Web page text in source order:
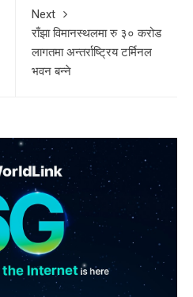
Next
राँझा विमानस्थलमा रु ३० करोड
लागतमा अन्तर्राष्ट्रिय टर्मिनल
भवन बन्ने